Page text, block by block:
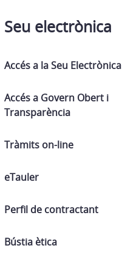
Seu electrònica
Accés a la Seu Electrònica
Accés a Govern Obert i
Transparència
Tràmits on-line
eTauler
Perfil de contractant
Bústia ètica